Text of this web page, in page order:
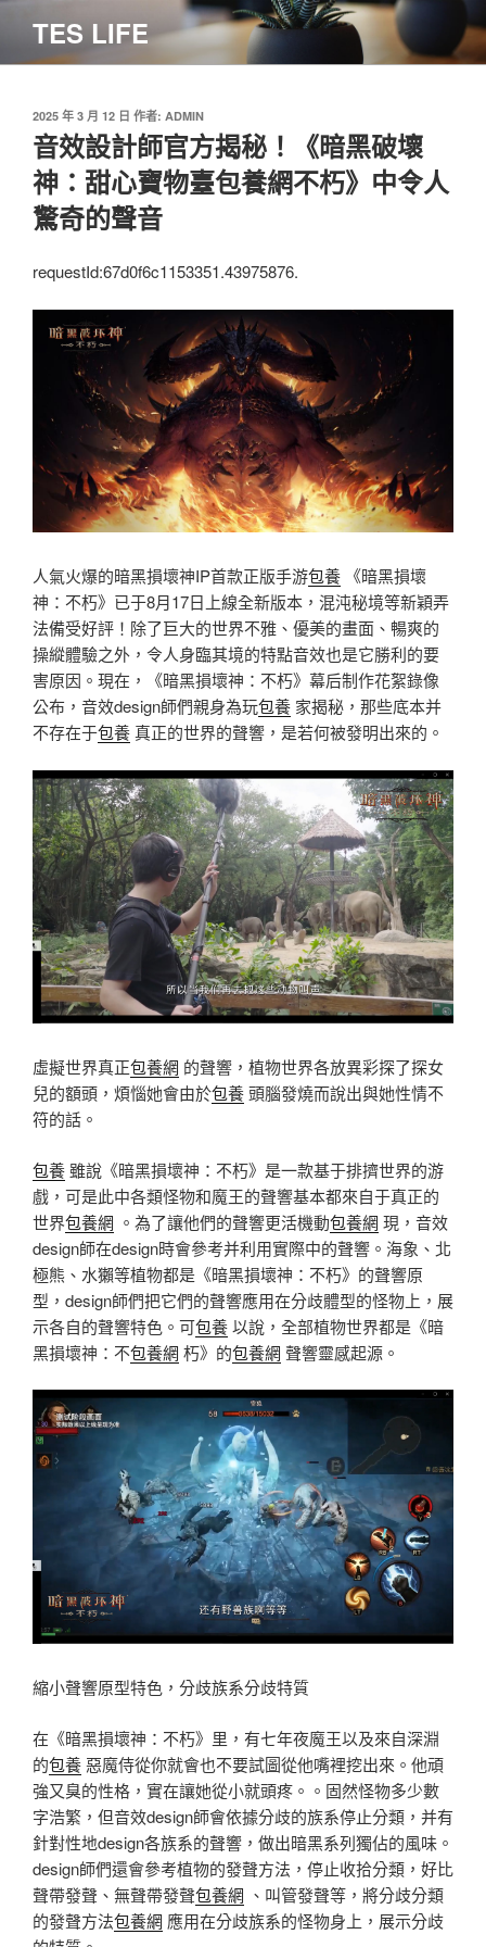
主
TES LIFE
發
佈
於
2025 年 3 月 12 日 作者: ADMIN
音效設計師官方揭秘！《暗黑破壞
神：甜心寶物臺包養網不朽》中令人
驚奇的聲音
requestId:67d0f6c1153351.43975876.
人氣火爆的暗黑損壞神IP首款正版手游包養 《暗黑損壞
神：不朽》已于8月17日上線全新版本，混沌秘境等新穎弄
法備受好評！除了巨大的世界不雅、優美的畫面、暢爽的
操縱體驗之外，令人身臨其境的特點音效也是它勝利的要
害原因。現在，《暗黑損壞神：不朽》幕后制作花絮錄像
公布，音效design師們親身為玩包養 家揭秘，那些底本并
不存在于包養真正的世界的聲響，是若何被發明出來的。
虛擬世界真正包養網 的聲響，植物世界各放異彩探了探女
兒的額頭，煩惱她會由於包養頭腦發燒而說出與她性情不
符的話。
包養 雖說《暗黑損壞神：不朽》是一款基于排擠世界的游
戲，可是此中各類怪物和魔王的聲響基本都來自于真正的
世界包養網 。為了讓他們的聲響更活機動包養網 現，音效
design師在design時會參考并利用實際中的聲響。海象、北
極熊、水獺等植物都是《暗黑損壞神：不朽》的聲響原
型，design師們把它們的聲響應用在分歧體型的怪物上，展
示各自的聲響特色。可包養以說，全部植物世界都是《暗
黑損壞神：不包養網 朽》的包養網 聲響靈感起源。
縮小聲響原型特色，分歧族系分歧特質
在《暗黑損壞神：不朽》里，有七年夜魔王以及來自深淵
的包養惡魔侍從你就會也不要試圖從他嘴裡挖出來。他頑
強又臭的性格，實在讓她從小就頭疼。。固然怪物多少數
字浩繁，但音效design師會依據分歧的族系停止分類，并有
針對性地design各族系的聲響，做出暗黑系列獨佔的風味。
design師們還會參考植物的發聲方法，停止收拾分類，好比
聲帶發聲、無聲帶發聲包養網 、叫管發聲等，將分歧分類
的發聲方法包養網 應用在分歧族系的怪物身上，展示分歧